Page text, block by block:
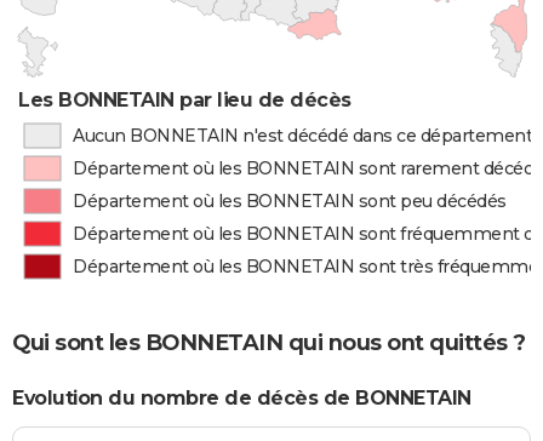
Les BONNETAIN par lieu de décès
Aucun BONNETAIN n'est décédé dans ce département
Département où les BONNETAIN sont rarement
Département où les BONNETAIN sont peu décédés
Département où les BONNETAIN sont fréquemment
Département où les BONNETAIN sont très
Qui sont les BONNETAIN qui nous ont quittés ?
Evolution du nombre de décès de BONNETAIN